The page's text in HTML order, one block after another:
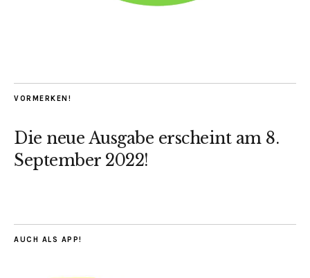
VORMERKEN!
Die neue Ausgabe erscheint am 8.
September 2022!
AUCH ALS APP!